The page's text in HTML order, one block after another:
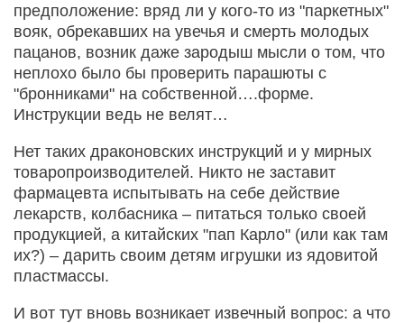
предположение: вряд ли у кого-то из "паркетных"
вояк, обрекавших на увечья и смерть молодых
пацанов, возник даже зародыш мысли о том, что
неплохо было бы проверить парашюты с
"бронниками" на собственной….форме.
Инструкции ведь не велят…
Нет таких драконовских инструкций и у мирных
товаропроизводителей. Никто не заставит
фармацевта испытывать на себе действие
лекарств, колбасника – питаться только своей
продукцией, а китайских "пап Карло" (или как там
их?) – дарить своим детям игрушки из ядовитой
пластмассы.
И вот тут вновь возникает извечный вопрос: а что